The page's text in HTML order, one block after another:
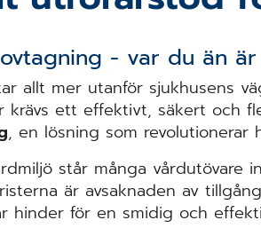
- var du än är
allt mer utanför sjukhusens
krävs ett effektivt, säkert och
, en ­lösning som ­revolutionerar
står många ­vårdutövare
är ­avsaknaden av
hinder för en ­smidig och